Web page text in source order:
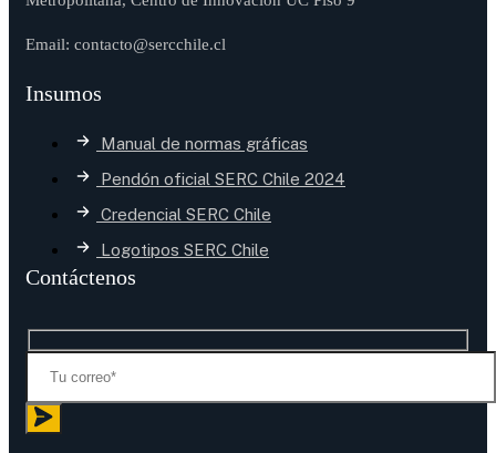
Email: contacto@sercchile.cl
Insumos
Manual de normas gráficas
Pendón oficial SERC Chile 2024
Credencial SERC Chile
Logotipos SERC Chile
Contáctenos